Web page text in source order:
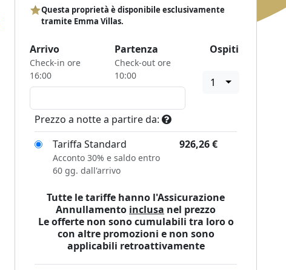
Questa proprietà è disponibile esclusivamente
tramite Emma Villas.
Arrivo
Check-in ore
16:00
Partenza
Check-out ore
10:00
Ospiti
1
Prezzo a notte a partire da:
Tariffa Standard
926,26€
Acconto 30% e saldo entro
60 gg. dall'arrivo
Tutte le tariffe hanno l'Assicurazione
Annullamento inclusa nel prezzo
Le offerte non sono cumulabili tra loro o
con altre promozioni e non sono
applicabili retroattivamente